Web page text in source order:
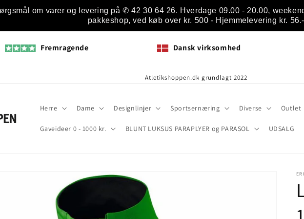
om varer og levering på ✆ 42 30 64 26. Hverdage 09.00 - 20.00,
pakkeshop, ved køb over kr. 500 - Hjemmelevering kr. 56.-
Fremragende Dansk virksomhed
Atletikshoppen.dk grundlagt 2022
Herre Dame Designlinjer Sportsernæring Diverse Outlet
Gaveideer 0 - 1000 kr. BLUNT LUKSUS PARAPLYER og PARASOL UDSALG